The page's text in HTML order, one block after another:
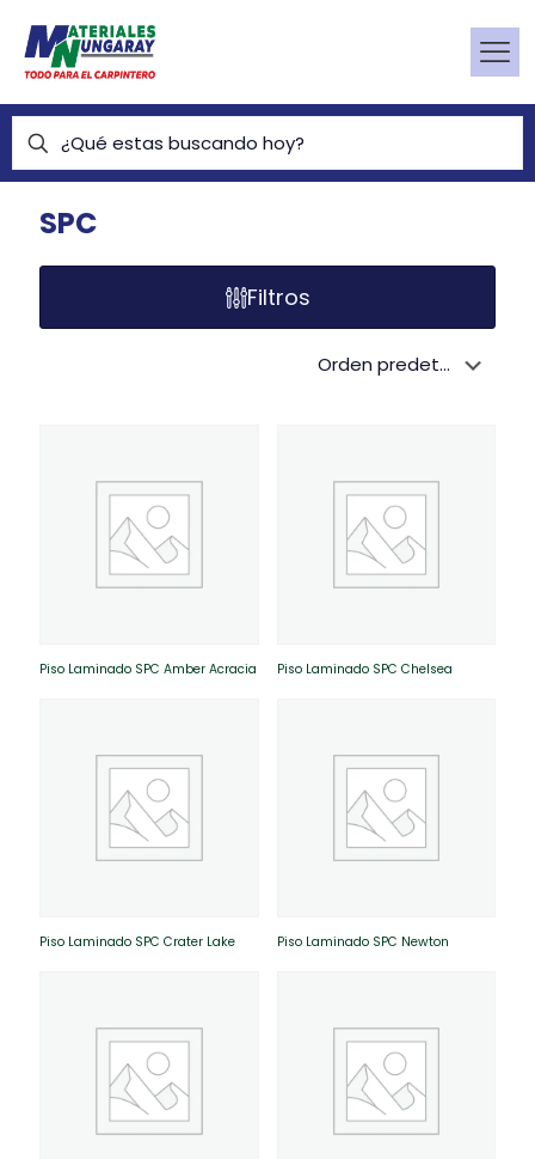
SPC
Piso Laminado SPC Amber Acracia Piso Laminado SPC Chelsea
Piso Laminado SPC Crater Lake Piso Laminado SPC Newton
Filtros